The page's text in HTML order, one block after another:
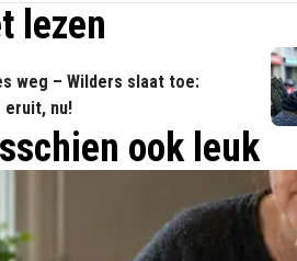
lezen
weg – Wilders slaat toe:
eruit, nu!
ook leuk